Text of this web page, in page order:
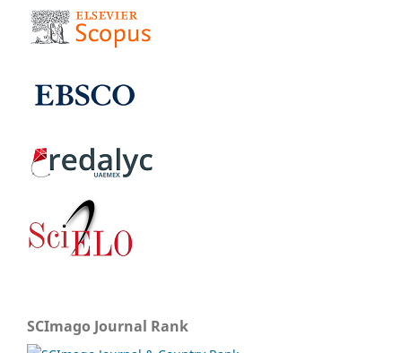
SCImago Journal Rank